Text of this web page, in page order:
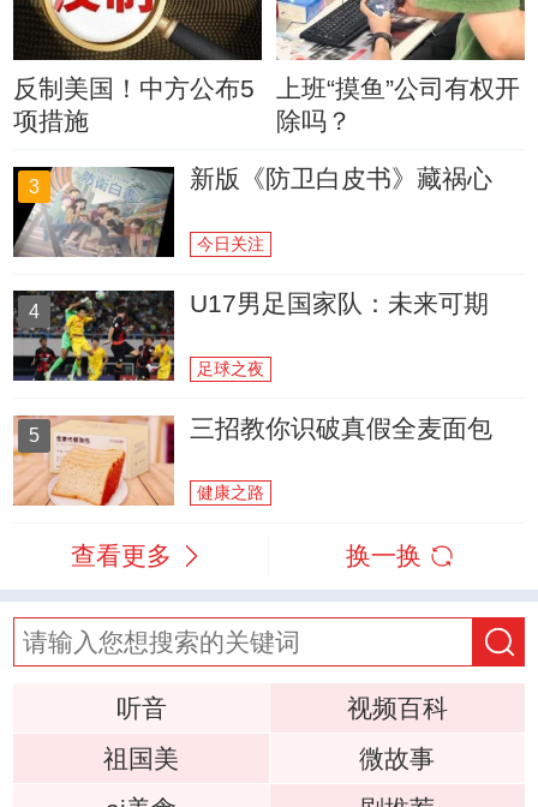
反制美国！中方公布5
项措施
上班“摸鱼”公司有权开
除吗？
3 新版《防卫白皮书》藏祸心
今日关注
4 U17男足国家队：未来可期
足球之夜
5 三招教你识破真假全麦面包
健康之路
查看更多 换一换
听音
视频百科
祖国美
微故事